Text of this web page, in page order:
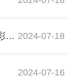
书桌茶几玻璃面圆桌面钢化烤漆彩色玻璃 2024-07-18
2024-07-16